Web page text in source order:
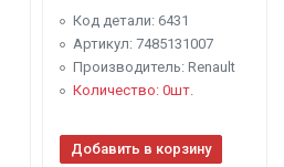
Код детали: 6431
Артикул: 7485131007
Производитель: Renault
Количество: 0шт.
Добавить в корзину